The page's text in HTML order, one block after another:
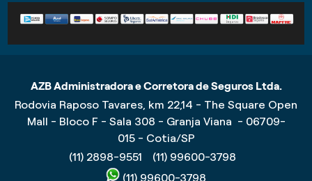
AZB Administradora e Corretora de Seguros Ltda.
Rodovia Raposo Tavares, km 22,14 - The Square Open
Mall - Bloco F - Sala 308 - Granja Viana - 06709-
015 - Cotia/SP
(11) 2898-9551
(11) 99600-3798
(11) 99600-3798